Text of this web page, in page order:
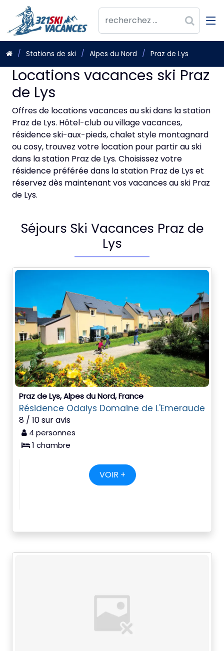
Stations de ski Alpes du Nord Praz de Lys
Locations vacances ski Praz
de Lys
Offres de locations vacances au ski dans la station
Praz de Lys. Hôtel-club ou village vacances,
résidence ski-aux-pieds, chalet style montagnard
ou cosy, trouvez votre location pour partir au ski
dans la station Praz de Lys. Choisissez votre
résidence préférée dans la station Praz de Lys et
réservez dès maintenant vos vacances au ski Praz
de Lys.
Séjours Ski Vacances Praz de
Lys
Praz de Lys, Alpes du Nord, France
Résidence Odalys Domaine de L'Emeraude
8 / 10 sur avis
4 personnes
1 chambre
VOIR +